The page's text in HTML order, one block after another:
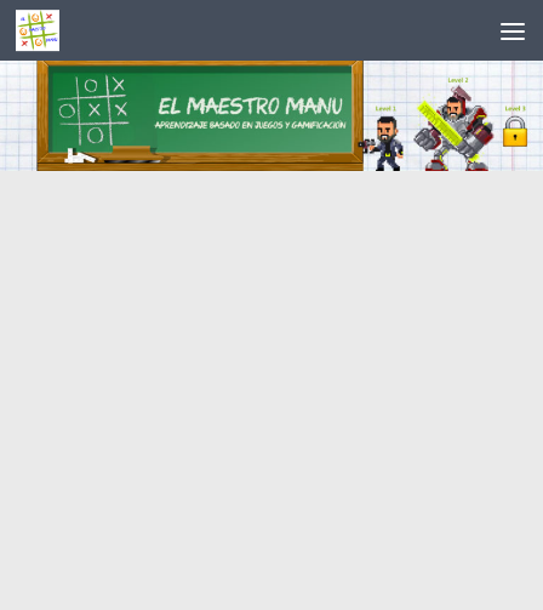
Saltar al contenido